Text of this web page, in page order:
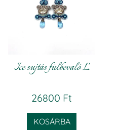
Ice sujtás fülbevaló L
26800 Ft
KOSÁRBA